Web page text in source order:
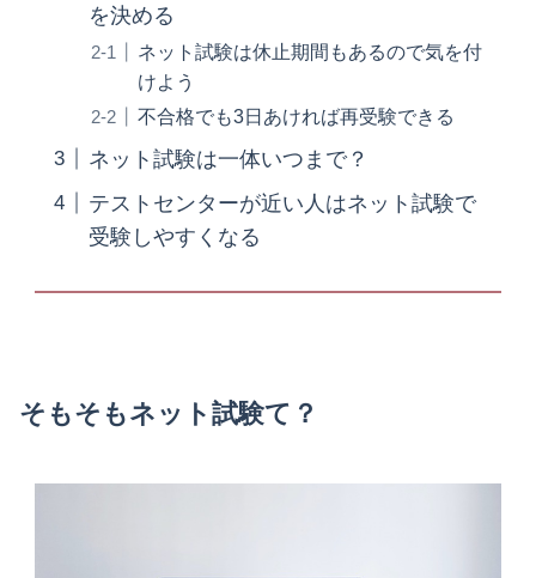
を決める
ネット試験は休止期間もあるので気を付
けよう
不合格でも3日あければ再受験できる
ネット試験は一体いつまで？
テストセンターが近い人はネット試験で
受験しやすくなる
そもそもネット試験て？